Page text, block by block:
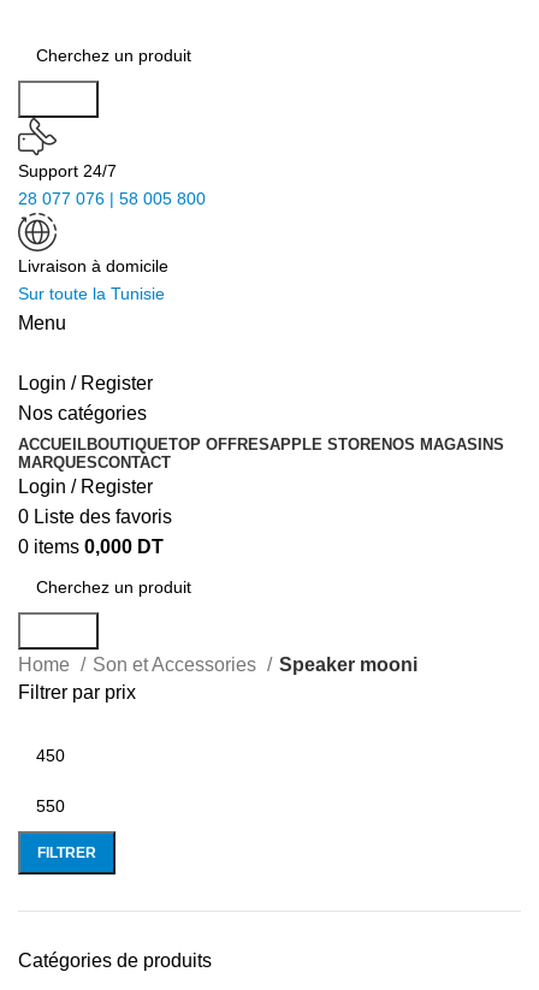
Support 24/7
28 077 076 | 58 005 800
Livraison à domicile
Sur toute la Tunisie
Menu
Login / Register
Nos catégories
ACCUEILBOUTIQUETOP OFFRESAPPLE STORENOS MAGASINS
MARQUESCONTACT
Login / Register
0 Liste des favoris
0 items 0,000 DT
Home
Son et Accessories
Speaker mooni
Filtrer par prix
FILTRER
Catégories de produits